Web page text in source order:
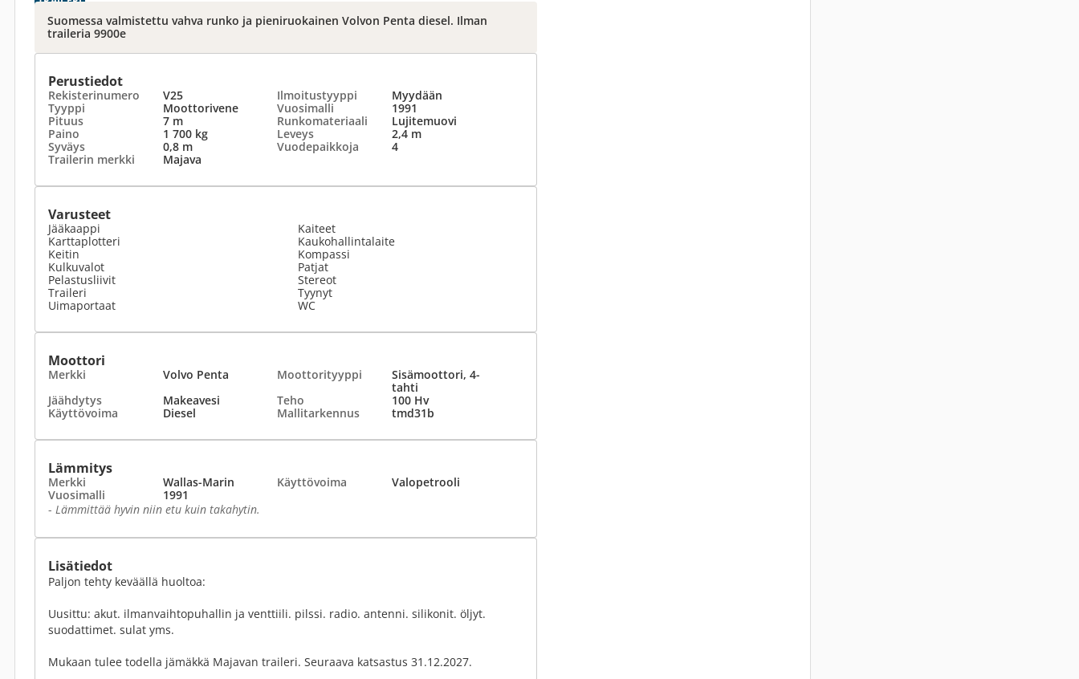
Suomessa valmistettu vahva runko ja pieniruokainen Volvon Penta diesel. Ilman
traileria 9900e
Perustiedot
Rekisterinumero V25 Ilmoitustyyppi
Myydään
Tyyppi
Moottorivene Vuosimalli
1991
Pituus
7 m Runkomateriaali
Lujitemuovi
Paino
1 700 kg Leveys
2,4 m
Syväys
0,8 m Vuodepaikkoja
4
Trailerin merkki
Majava
Varusteet
Jääkaappi
Karttaplotteri
Keitin
Kulkuvalot
Pelastusliivit
Traileri
Uimaportaat
Kaiteet
Kaukohallintalaite
Kompassi
Patjat
Stereot
Tyynyt
WC
Moottori
Merkki Volvo Penta Moottorityyppi
Sisämoottori, 4-
tahti
Jäähdytys
Makeavesi Teho
100 Hv
Käyttövoima
Diesel Mallitarkennus tmd31b
Lämmitys
Merkki Wallas-Marin Käyttövoima
Valopetrooli
Vuosimalli
1991
- Lämmittää hyvin niin etu kuin takahytin.
Lisätiedot
Paljon tehty keväällä huoltoa:
Uusittu: akut. ilmanvaihtopuhallin ja venttiili. pilssi. radio. antenni. silikonit. öljyt.
suodattimet. sulat yms.
Mukaan tulee todella jämäkkä Majavan traileri. Seuraava katsastus 31.12.2027.